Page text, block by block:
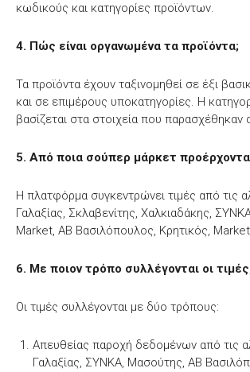
κωδικούς και κατηγορίες προϊόντων.
4. Πώς είναι οργανωμένα τα προϊόντα;
Τα προϊόντα έχουν ταξινομηθεί σε έξι
και σε επιμέρους υποκατηγορίες. Η
βασίζεται στα στοιχεία που
5. Από ποια σούπερ μάρκετ
Η πλατφόρμα συγκεντρώνει τιμές από τις
Γαλαξίας, Σκλαβενίτης, Χαλκιαδάκης,
Market, ΑΒ Βασιλόπουλος, Κρητικός,
6. Με ποιον τρόπο συλλέγονται οι
Οι τιμές συλλέγονται με δύο τρόπους:
Απευθείας παροχή δεδομένων από τις
Γαλαξίας, ΣΥΝΚΑ, Μασούτης, ΑΒ